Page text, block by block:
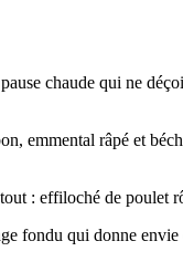
chaude qui ne
emmental râpé et
: effiloché de poulet
fondu qui donne